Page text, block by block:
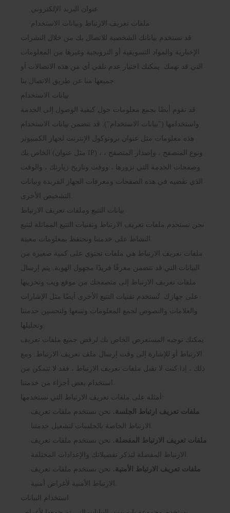
عنوان البريد الإلكتروني
ملفات تعريف الارتباط وبيانات الاستخدام
قد نستخدم بياناتك الشخصية للاتصال بك من خلال النشرات
الإخبارية والمواد التسويقية أو الترويجية وغيرها من المعلومات
التي قد تهمك. يمكنك اختيار عدم تلقي أي من هذه الاتصالات أو
بيانات الاستخدام
قد نقوم أيضًا بجمع معلومات حول كيفية الوصول إلى الخدمة
واستخدامها ("بيانات الاستخدام"). قد تتضمن بيانات الاستخدام
هذه معلومات مثل عنوان بروتوكول الإنترنت لجهاز الكمبيوتر
الخاص بك (مثل عنوان IP) ، ونوع المتصفح ، وإصدار المتصفح ،
وصفحات الخدمة التي تزورها ، ووقت وتاريخ زيارتك ، والوقت
الذي تقضيه في هذه الصفحات ومعرفات الجهاز الفريدة وبيانات
بيانات التتبع وملفات تعريف الارتباط
نحن نستخدم ملفات تعريف الارتباط وتقنيات التتبع المماثلة لتتبع
ملفات تعريف الارتباط هي ملفات تحتوي على كمية صغيرة من
البيانات التي قد تتضمن معرفًا فريدًا مجهول الهوية. يتم إرسال
ملفات تعريف الارتباط إلى متصفحك من موقع ويب وتخزينها
على جهازك. تُستخدم تقنيات التتبع الأخرى أيضًا مثل الإشارات
والعلامات والنصوص لجمع المعلومات وتتبعها ولتحسين خدمتنا
يمكنك توجيه المستعرض الخاص بك لرفض جميع ملفات تعريف
الارتباط أو للإشارة إلى وقت إرسال ملف تعريف الارتباط. ومع
ذلك ، إذا كنت لا تقبل ملفات تعريف الارتباط ، فقد لا تتمكن من
ملفات تعريف ارتباط الجلسة. نحن نستخدم ملفات تعريف
ملفات تعريف الارتباط المفضلة. نحن نستخدم ملفات تعريف
ملفات تعريف الارتباط الأمنية. نحن نستخدم ملفات تعريف
استخدام البيانات